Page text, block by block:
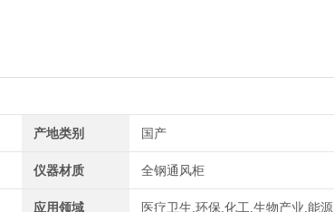
产地类别 国产
仪器材质 全钢通风柜
应用领域 医疗卫生,环保,化工,生物产业,能源